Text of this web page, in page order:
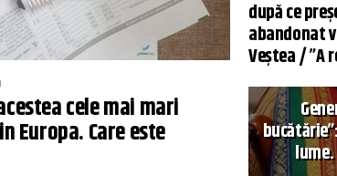
cele mai mari
Europa. Care este
după ce
abandonat
Veștea / ”A